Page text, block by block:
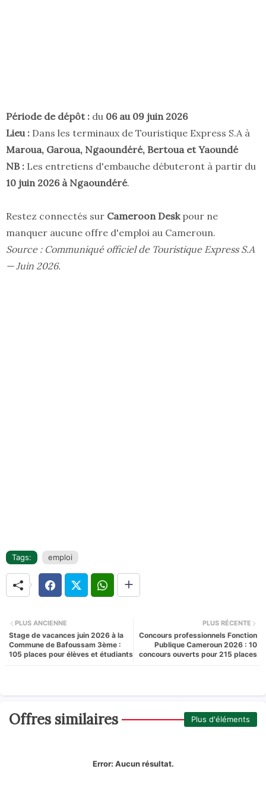
Période de dépôt : du 06 au 09 juin 2026
Lieu : Dans les terminaux de Touristique Express S.A à
Maroua, Garoua, Ngaoundéré, Bertoua et Yaoundé
NB : Les entretiens d'embauche débuteront à partir du
10 juin 2026 à Ngaoundéré.
Restez connectés sur Cameroon Deskpour ne
manquer aucune offre d'emploi au Cameroun.
Source : Communiqué officiel de Touristique Express S.A
— Juin 2026.
Tags: emploi
PLUS RÉCENTE
Concours professionnels Fonction
Publique Cameroun 2026 : 10
concours ouverts pour 215 places
PLUS ANCIENNE
Stage de vacances juin 2026 à la
Commune de Bafoussam 3ème :
105 places pour élèves et étudiants
Offres similaires Plus d'éléments
Error: Aucun résultat.